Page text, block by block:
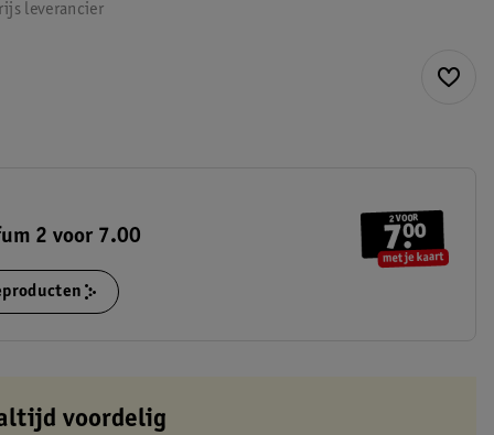
leverancier
2 voor 7.00
voordelig